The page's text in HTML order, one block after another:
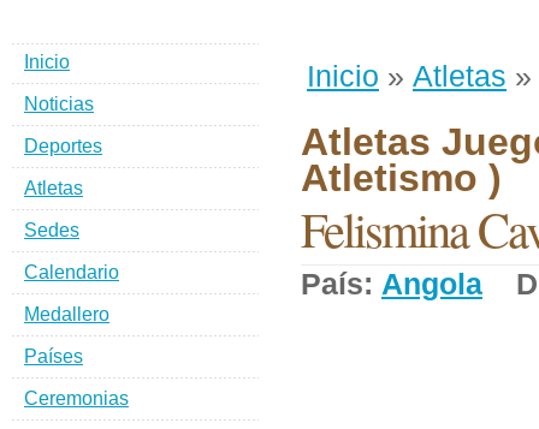
Inicio » Atletas
Atletas
Atletismo )
Felismina
País: Angola
Inicio
Noticias
Deportes
Atletas
Sedes
Calendario
Medallero
Países
Ceremonias